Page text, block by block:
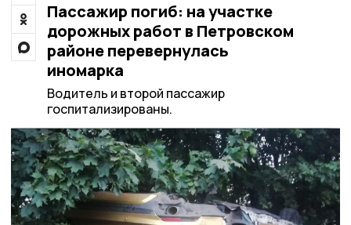
Пассажир погиб: на участке
дорожных работ в Петровском
районе перевернулась
иномарка
Водитель и второй пассажир
госпитализированы.